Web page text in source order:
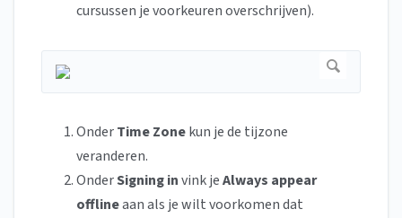
cursussen je voorkeuren overschrijven).
OnderTime Zonekun je de tijzone
veranderen.
OnderSigning invink jeAlways appear
offlineaan als je wilt voorkomendat